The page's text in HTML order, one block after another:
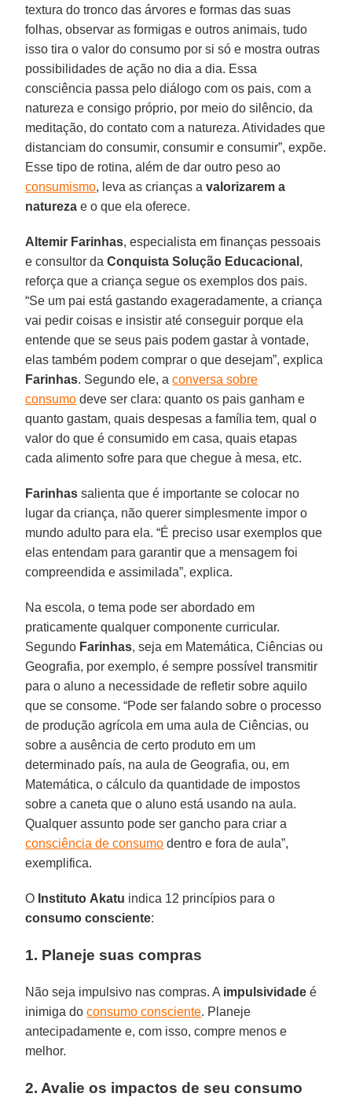
textura do tronco das árvores e formas das suas
folhas, observar as formigas e outros animais, tudo
isso tira o valor do consumo por si só e mostra outras
possibilidades de ação no dia a dia. Essa
consciência passa pelo diálogo com os pais, com a
natureza e consigo próprio, por meio do silêncio, da
meditação, do contato com a natureza. Atividades que
distanciam do consumir, consumir e consumir”, expõe.
Esse tipo de rotina, além de dar outro peso ao
consumismo, leva as crianças a valorizarem a
natureza e o que ela oferece.
Altemir Farinhas, especialista em finanças pessoais
e consultor daConquista Solução Educacional ,
reforça que a criança segue os exemplos dos pais.
“Se um pai está gastando exageradamente, a criança
vai pedir coisas e insistir até conseguir porque ela
entende que se seus pais podem gastar à vontade,
elas também podem comprar o que desejam”, explica
Farinhas. Segundo ele, aconversa sobre
consumo deve ser clara: quanto os pais ganham e
quanto gastam, quais despesas a família tem, qual o
valor do que é consumido em casa, quais etapas
cada alimento sofre para que chegue à mesa, etc.
Farinhas salienta que é importante se colocar no
lugar da criança, não querer simplesmente impor o
mundo adulto para ela. “É preciso usar exemplos que
elas entendam para garantir que a mensagem foi
compreendida e assimilada”, explica.
Na escola, o tema pode ser abordado em
praticamente qualquer componente curricular.
Segundo Farinhas, seja em Matemática, Ciências ou
Geografia, por exemplo, é sempre possível transmitir
para o aluno a necessidade de refletir sobre aquilo
que se consome. “Pode ser falando sobre o processo
de produção agrícola em uma aula de Ciências, ou
sobre a ausência de certo produto em um
determinado país, na aula de Geografia, ou, em
Matemática, o cálculo da quantidade de impostos
sobre a caneta que o aluno está usando na aula.
Qualquer assunto pode ser gancho para criar a
consciência de consumo dentro e fora de aula”,
exemplifica.
O Instituto Akatu indica 12 princípios para o
consumo consciente:
1. Planeje suas compras
Não seja impulsivo nas compras. A impulsividade é
inimiga doconsumo consciente. Planeje
antecipadamente e, com isso, compre menos e
melhor.
2. Avalie os impactos de seu consumo